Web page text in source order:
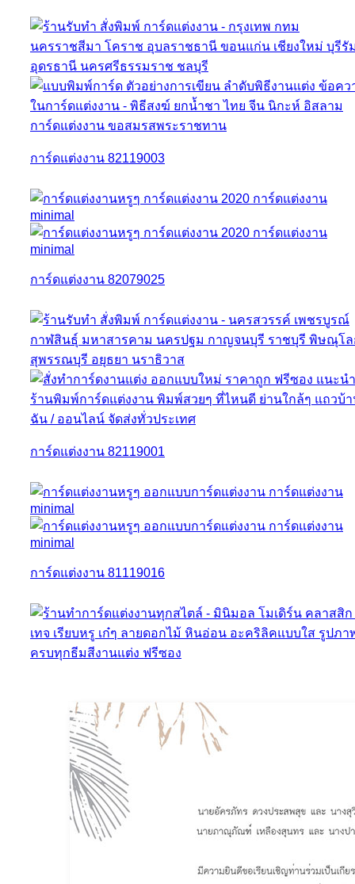
การ์ดแต่งงาน 82119003
การ์ดแต่งงาน 82079025
การ์ดแต่งงาน 82119001
การ์ดแต่งงาน 81119016